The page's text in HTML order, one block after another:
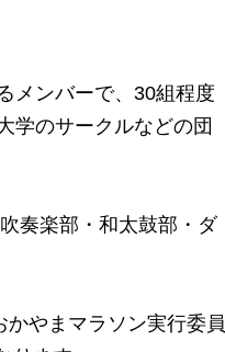
メンバーで、30組程度
学のサークルなどの団
奏楽部・和太鼓部・ダ
やまマラソン実行委員